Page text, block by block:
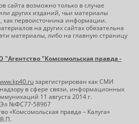
сайта возможно только в случае
других изданий, чьи материалы
первоисточника информации.
на других сайтах обязательна
материалы, либо на главную страницу
"Комсомольская правда -
зарегистрирован как СМИ
в сфере связи, информационных
11 августа 2014 г.
№ФС77-58967
«Комсомольская правда – Калуга»